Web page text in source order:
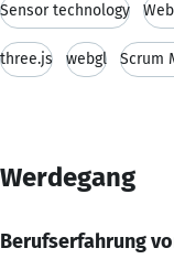
Sensor technology
three.js webgl Scrum
Werdegang
Berufserfahrung